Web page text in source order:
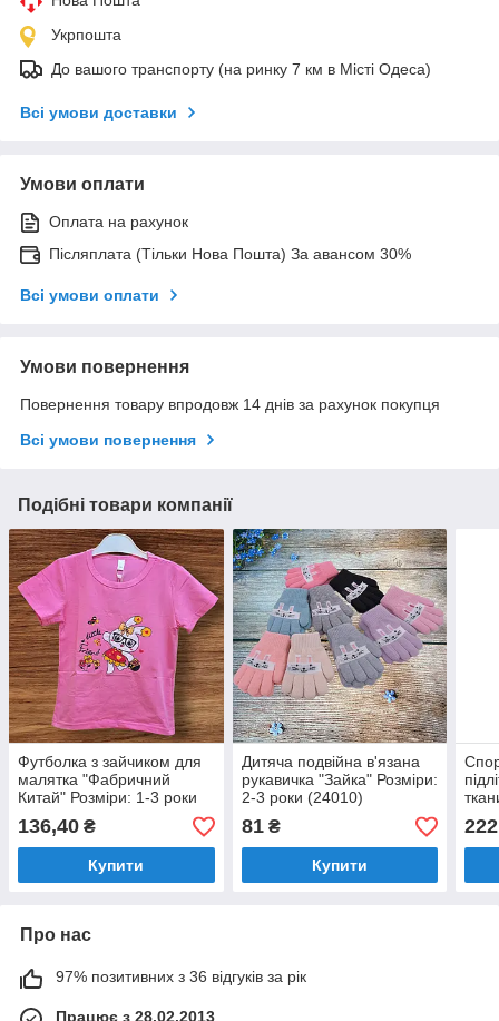
Укрпошта
До вашого транспорту (на ринку 7 км в Місті Одеса)
Всі умови доставки
Умови оплати
Оплата на рахунок
Післяплата (Тільки Нова Пошта) За авансом 30%
Всі умови оплати
Умови повернення
Повернення товару впродовж 14 днів за рахунок покупця
Всі умови повернення
Подібні товари компанії
Футболка з зайчиком для
малятка "Фабричний
Китай" Розміри: 1-3 роки
(36056-1)
136,40 ₴
Купити
Дитяча подвійна в'язана
рукавичка "Зайка" Розміри:
2-3 роки (24010)
81₴
Купити
Про нас
97% позитивних з 36 відгуків за рік
Працює з 28.02.2013